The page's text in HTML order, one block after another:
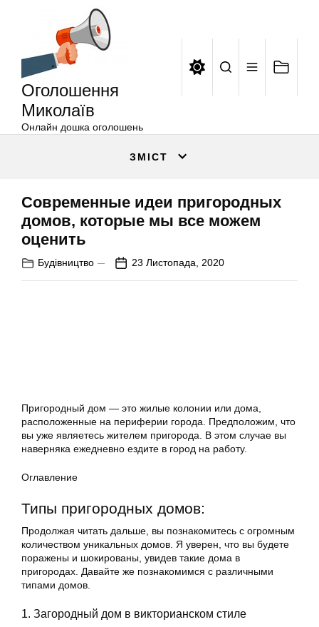
Оголошення
Миколаїв
Онлайн дошка оголошень
ЗМІСТ
Современные идеи пригородных
домов, которые мы все можем
оценить
Будівництво 23 Листопада, 2020
Пригородный дом — это жилые колонии или дома,
расположенные на периферии города. Предположим, что
вы уже являетесь жителем пригорода. В этом случае вы
наверняка ежедневно ездите в город на работу.
Оглавление
Типы пригородных домов:
Продолжая читать дальше, вы познакомитесь с огромным
количеством уникальных домов. Я уверен, что вы будете
поражены и шокированы, увидев такие дома в
пригородах. Давайте же познакомимся с различными
типами домов.
1. Загородный дом в викторианском стиле